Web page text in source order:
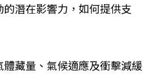
潛在影響力，如何提供支
藏量、氣候適應及衝擊減緩